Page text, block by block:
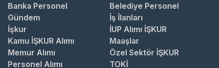
Banka Personel
Belediye Personel
Gündem
İş İlanları
İşkur
İUP Alımı İŞKUR
Kamu İŞKUR Alımı
Maaşlar
Memur Alımı
Özel Sektör İŞKUR
Personel Alımı
TOKİ